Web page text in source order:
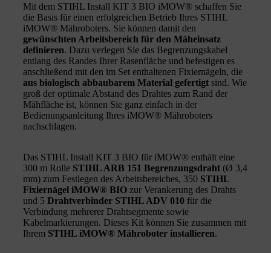
Mit dem STIHL Install KIT 3 BIO iMOW® schaffen Sie
die Basis für einen erfolgreichen Betrieb Ihres STIHL
iMOW® Mähroboters. Sie können damit den
gewünschten Arbeitsbereich für den Mäheinsatz
definieren. Dazu verlegen Sie das Begrenzungskabel
entlang des Randes Ihrer Rasenfläche und befestigen es
anschließend mit den im Set enthaltenen Fixiernägeln, die
aus biologisch abbaubarem Material gefertigt sind. Wie
groß der optimale Abstand des Drahtes zum Rand der
Mähfläche ist, können Sie ganz einfach in der
Bedienungsanleitung Ihres iMOW® Mähroboters
nachschlagen.
Das STIHL Install KIT 3 BIO für iMOW® enthält eine
300 m Rolle STIHL ARB 151 Begrenzungsdraht (Ø 3,4
mm) zum Festlegen des Arbeitsbereiches, 350 STIHL
Fixiernägel iMOW® BIO zur Verankerung des Drahts
und 5 Drahtverbinder STIHL ADV 010 für die
Verbindung mehrerer Drahtsegmente sowie
Kabelmarkierungen. Dieses Kit können Sie zusammen mit
Ihrem STIHL iMOW® Mähroboter installieren.